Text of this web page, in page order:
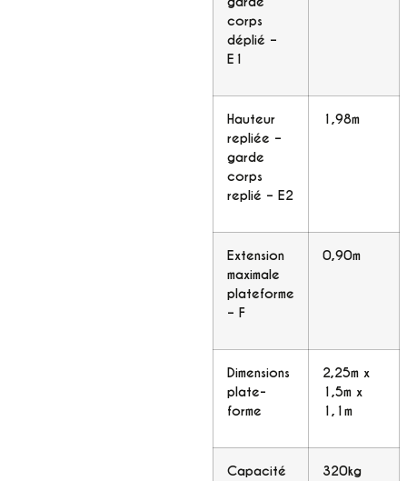
corps
déplié –
E1
Hauteur
repliée –
garde
corps
replié – E2
1,98m
Extension
maximale
plateforme
– F
0,90m
Dimensions
plate-
forme
2,25m x
1,5m x
1,1m
Capacité
320kg